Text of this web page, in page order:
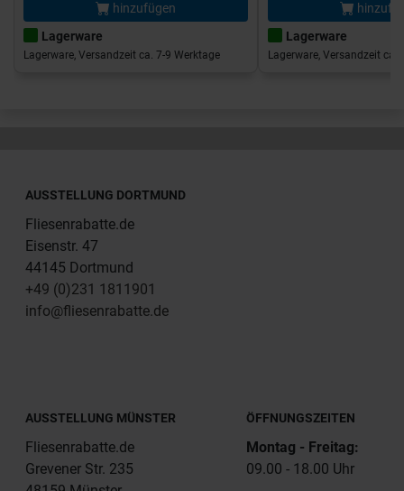
hinzufügen
Lagerware
Lagerware, Versandzeit ca. 7-9 Werktage
Lagerware
Lagerware, Versandzeit ca.
AUSSTELLUNG DORTMUND
Fliesenrabatte.de
Eisenstr. 47
44145 Dortmund
+49 (0)231 1811901
info@fliesenrabatte.de
AUSSTELLUNG MÜNSTER
Fliesenrabatte.de
Grevener Str. 235
ÖFFNUNGSZEITEN
Montag - Freitag:
09.00 - 18.00 Uhr